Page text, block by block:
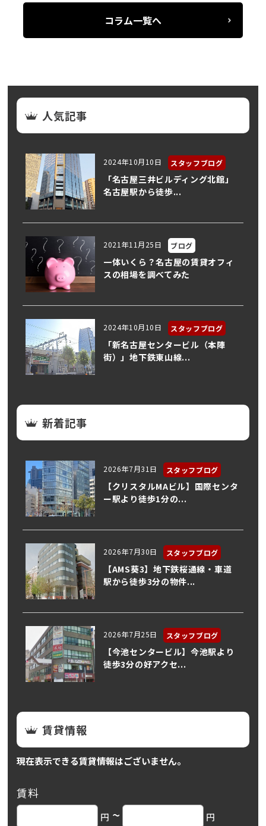
コラム一覧へ
人気記事
2024年10月10日 スタッフブログ
「名古屋三井ビルディング北館」
名古屋駅から徒歩...
2021年11月25日 ブログ
一体いくら？名古屋の賃貸オフィ
スの相場を調べてみた
2024年10月10日 スタッフブログ
「新名古屋センタービル（本陣
街）」地下鉄東山線...
新着記事
2026年7月31日 スタッフブログ
【クリスタルMAビル】国際センタ
ー駅より徒歩1分の...
2026年7月30日 スタッフブログ
【AMS葵3】地下鉄桜通線・車道
駅から徒歩3分の物件...
2026年7月25日 スタッフブログ
【今池センタービル】今池駅より
徒歩3分の好アクセ...
賃貸情報
現在表示できる賃貸情報はございません。
賃料
円 ~ 円